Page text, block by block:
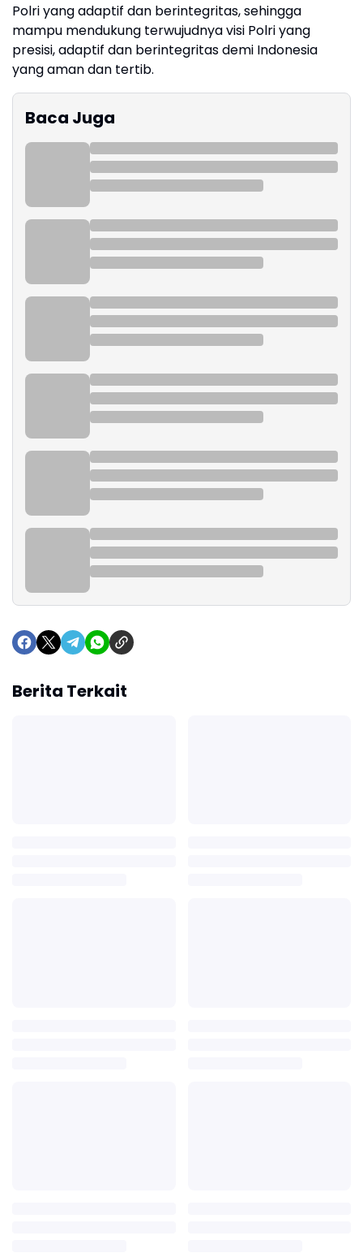
Polri yang adaptif dan berintegritas, sehingga
mampu mendukung terwujudnya visi Polri yang
presisi, adaptif dan berintegritas demi Indonesia
yang aman dan tertib.
Baca Juga
Berita Terkait